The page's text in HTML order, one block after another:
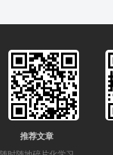
推荐文章